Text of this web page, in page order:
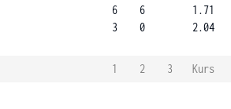
6
3
6
0
1.71
2.04
1 2 3
Kurs